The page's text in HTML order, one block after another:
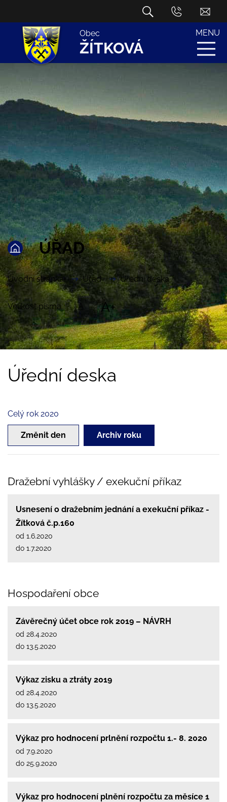
Obec
ŽÍTKOVÁ
MENU
ÚŘAD
Úvodní stránka Úřad Úřední deska
Velikost písma: A A+
Úřední deska
Celý rok 2020
Změnit den Archiv roku
Dražební vyhlášky / exekuční příkaz
Usnesení o dražebním jednání a exekuční příkaz -
Žítková č.p.160
od 1.6.2020
do 1.7.2020
Hospodaření obce
Závěrečný účet obce rok 2019 – NÁVRH
od 28.4.2020
do 13.5.2020
Výkaz zisku a ztráty 2019
od 28.4.2020
do 13.5.2020
Výkaz pro hodnocení prlnění rozpočtu 1.- 8. 2020
od 7.9.2020
do 25.9.2020
Výkaz pro hodnocení plnění rozpočtu za měsíce 1